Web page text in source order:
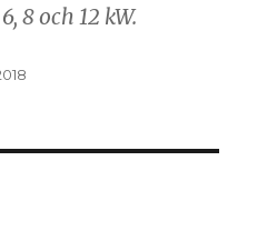
8 och 12 kW.